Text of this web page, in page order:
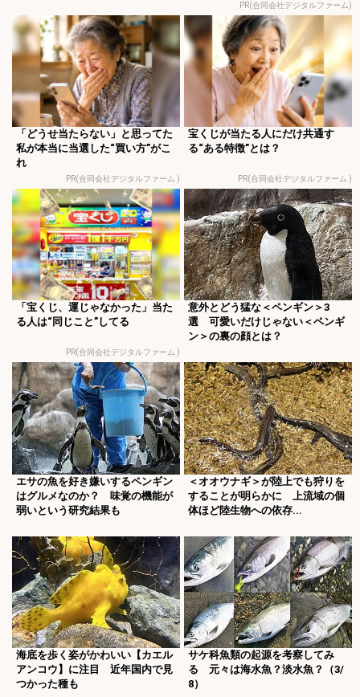
PR(合同会社デジタルファーム)
「どうせ当たらない」と思ってた
私が本当に当選した“買い方”がこ
れ
PR(合同会社デジタルファーム )
宝くじが当たる人にだけ共通す
る“ある特徴”とは？
PR(合同会社デジタルファーム )
「宝くじ、運じゃなかった」当た
る人は“同じこと”してる
PR(合同会社デジタルファーム )
意外とどう猛な＜ペンギン＞3
選 可愛いだけじゃない＜ペンギ
ン＞の裏の顔とは？
エサの魚を好き嫌いするペンギン
はグルメなのか？ 味覚の機能が
弱いという研究結果も
＜オオウナギ＞が陸上でも狩りを
することが明らかに 上流域の個
体ほど陸生物への依存...
海底を歩く姿がかわいい【カエル
アンコウ】に注目 近年国内で見
つかった種も
サケ科魚類の起源を考察してみ
る 元々は海水魚？淡水魚？（3/
8）